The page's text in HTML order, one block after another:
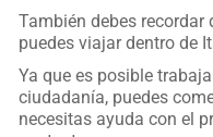
También debes recordar
puedes viajar dentro de
Ya que es posible
ciudadanía, puedes
necesitas ayuda con el